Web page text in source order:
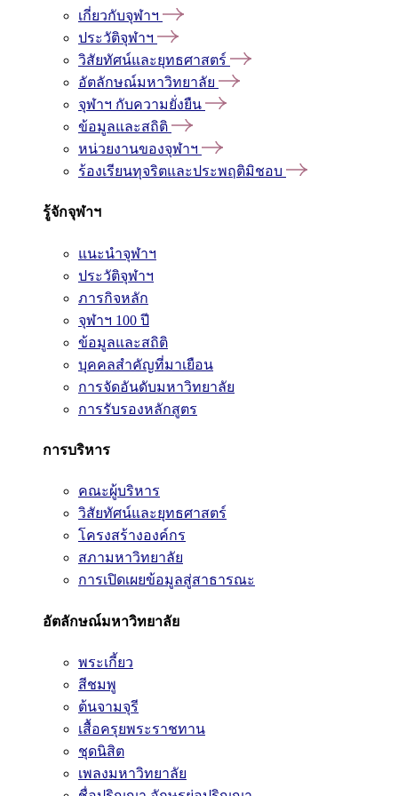
เกี่ยวกับจุฬาฯ
ประวัติจุฬาฯ
วิสัยทัศน์และยุทธศาสตร์
อัตลักษณ์มหาวิทยาลัย
จุฬาฯ กับความยั่งยืน
ข้อมูลและสถิติ
หน่วยงานของจุฬาฯ
ร้องเรียนทุจริตและประพฤติมิชอบ
รู้จักจุฬาฯ
แนะนำจุฬาฯ
ประวัติจุฬาฯ
ภารกิจหลัก
จุฬาฯ 100 ปี
ข้อมูลและสถิติ
บุคคลสำคัญที่มาเยือน
การจัดอันดับมหาวิทยาลัย
การรับรองหลักสูตร
การบริหาร
คณะผู้บริหาร
วิสัยทัศน์และยุทธศาสตร์
โครงสร้างองค์กร
สภามหาวิทยาลัย
การเปิดเผยข้อมูลสู่สาธารณะ
อัตลักษณ์มหาวิทยาลัย
พระเกี้ยว
สีชมพู
ต้นจามจุรี
เสื้อครุยพระราชทาน
ชุดนิสิต
เพลงมหาวิทยาลัย